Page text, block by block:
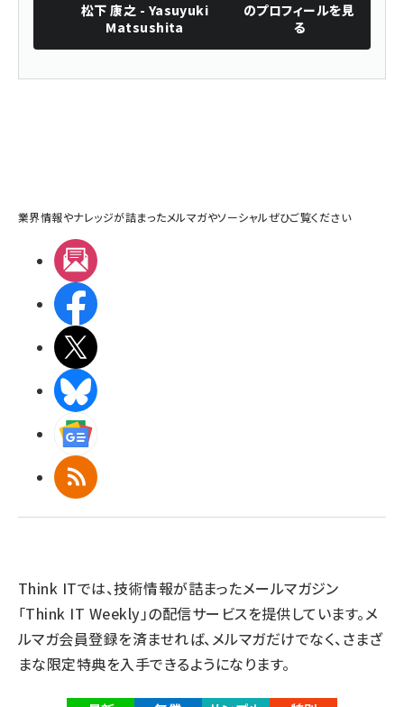
松下 康之 - Yasuyuki
Matsushita
のプロフィールを見
る
業界情報やナレッジが詰まったメルマガやソーシャルぜひご覧ください
RSS
Think ITでは、技術情報が詰まったメールマガジン
「Think IT Weekly」の配信サービスを提供しています。メ
ルマガ会員登録を済ませれば、メルマガだけでなく、さまざ
まな限定特典を入手できるようになります。